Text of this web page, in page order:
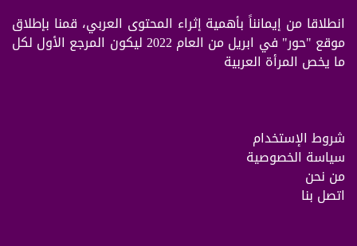
انطلاقا من إيمانناً بأهمية إثراء المحتوى العربي، قمنا بإطلاق
موقع "حور" في ابريل من العام 2022 ليكون المرجع الأول لكل
ما يخص المرأة العربية
شروط الإستخدام
سياسة الخصوصية
من نحن
اتصل بنا